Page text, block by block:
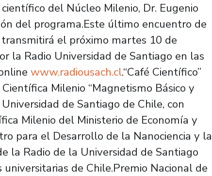
del Núcleo Milenio, Dr. Eugenio
del programa.Este último encuentro de
el próximo martes 10 de
la Radio Universidad de Santiago en las
www.radiousach.cl.“Café Científico”
Milenio “Magnetismo Básico y
de Santiago de Chile, con
Milenio del Ministerio de Economía y
para el Desarrollo de la Nanociencia y la
la Radio de la Universidad de Santiago
de Chile.Premio Nacional de